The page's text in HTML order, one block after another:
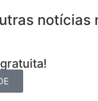
notícias